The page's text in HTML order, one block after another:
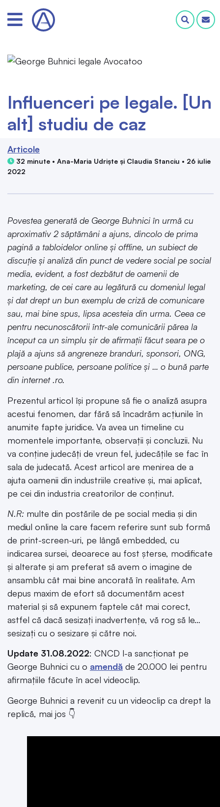
Influenceri pe legale. [Un
alt] studiu de caz
Articole
32 minute • Ana-Maria Udriște și Claudia Stanciu • 26 iulie
2022
Povestea generată de George Buhnici în urmă cu
aproximativ 2 săptămâni a ajuns, dincolo de prima
pagină a tabloidelor online și offline, un subiect de
discuție și analiză din punct de vedere social pe social
media, evident, a fost dezbătut de oamenii de
marketing, de cei care au legătură cu domeniul legal
și dat drept un bun exemplu de criză de comunicare
sau, mai bine spus, lipsa acesteia din urma. Ceea ce
pentru necunoscătorii într-ale comunicării părea la
început ca un simplu șir de afirmații făcut seara pe o
plajă a ajuns să angreneze branduri, sponsori, ONG,
persoane publice, persoane politice și … o bună parte
din internet .ro.
Prezentul articol își propune să fie o analiză asupra
acestui fenomen, dar fără să încadrăm acțiunile în
anumite fapte juridice. Va avea un timeline cu
momentele importante, observații și concluzii. Nu
va conține judecăți de vreun fel, judecățile se fac în
sala de judecată. Acest articol are menirea de a
ajuta oamenii din industriile creative și, mai aplicat,
pe cei din industria creatorilor de conținut.
N.R: multe din postările de pe social media și din
mediul online la care facem referire sunt sub formă
de print-screen-uri, pe lângă embedded, cu
indicarea sursei, deoarece au fost șterse, modificate
și alterate și am preferat să avem o imagine de
ansamblu cât mai bine ancorată în realitate. Am
depus maxim de efort să documentăm acest
material și să expunem faptele cât mai corect,
astfel că dacă sesizați inadvertențe, vă rog să le…
sesizați cu o sesizare și către noi.
Update 31.08.2022: CNCD l-a sancționat pe
George Buhnici cu o amendă de 20.000 lei pentru
afirmațiile făcute în acel videoclip.
George Buhnici a revenit cu un videoclip ca drept la
replică, mai jos 👇